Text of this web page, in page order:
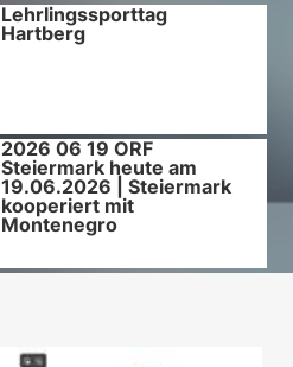
Lehrlingssporttag
Hartberg
2026 06 19 ORF
Steiermark heute am
19.06.2026 | Steiermark
kooperiert mit
Montenegro